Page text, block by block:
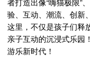
验、互动、潮流、创新
这里，不仅是孩子们释
亲子互动的沉浸式乐园
游乐新时代！